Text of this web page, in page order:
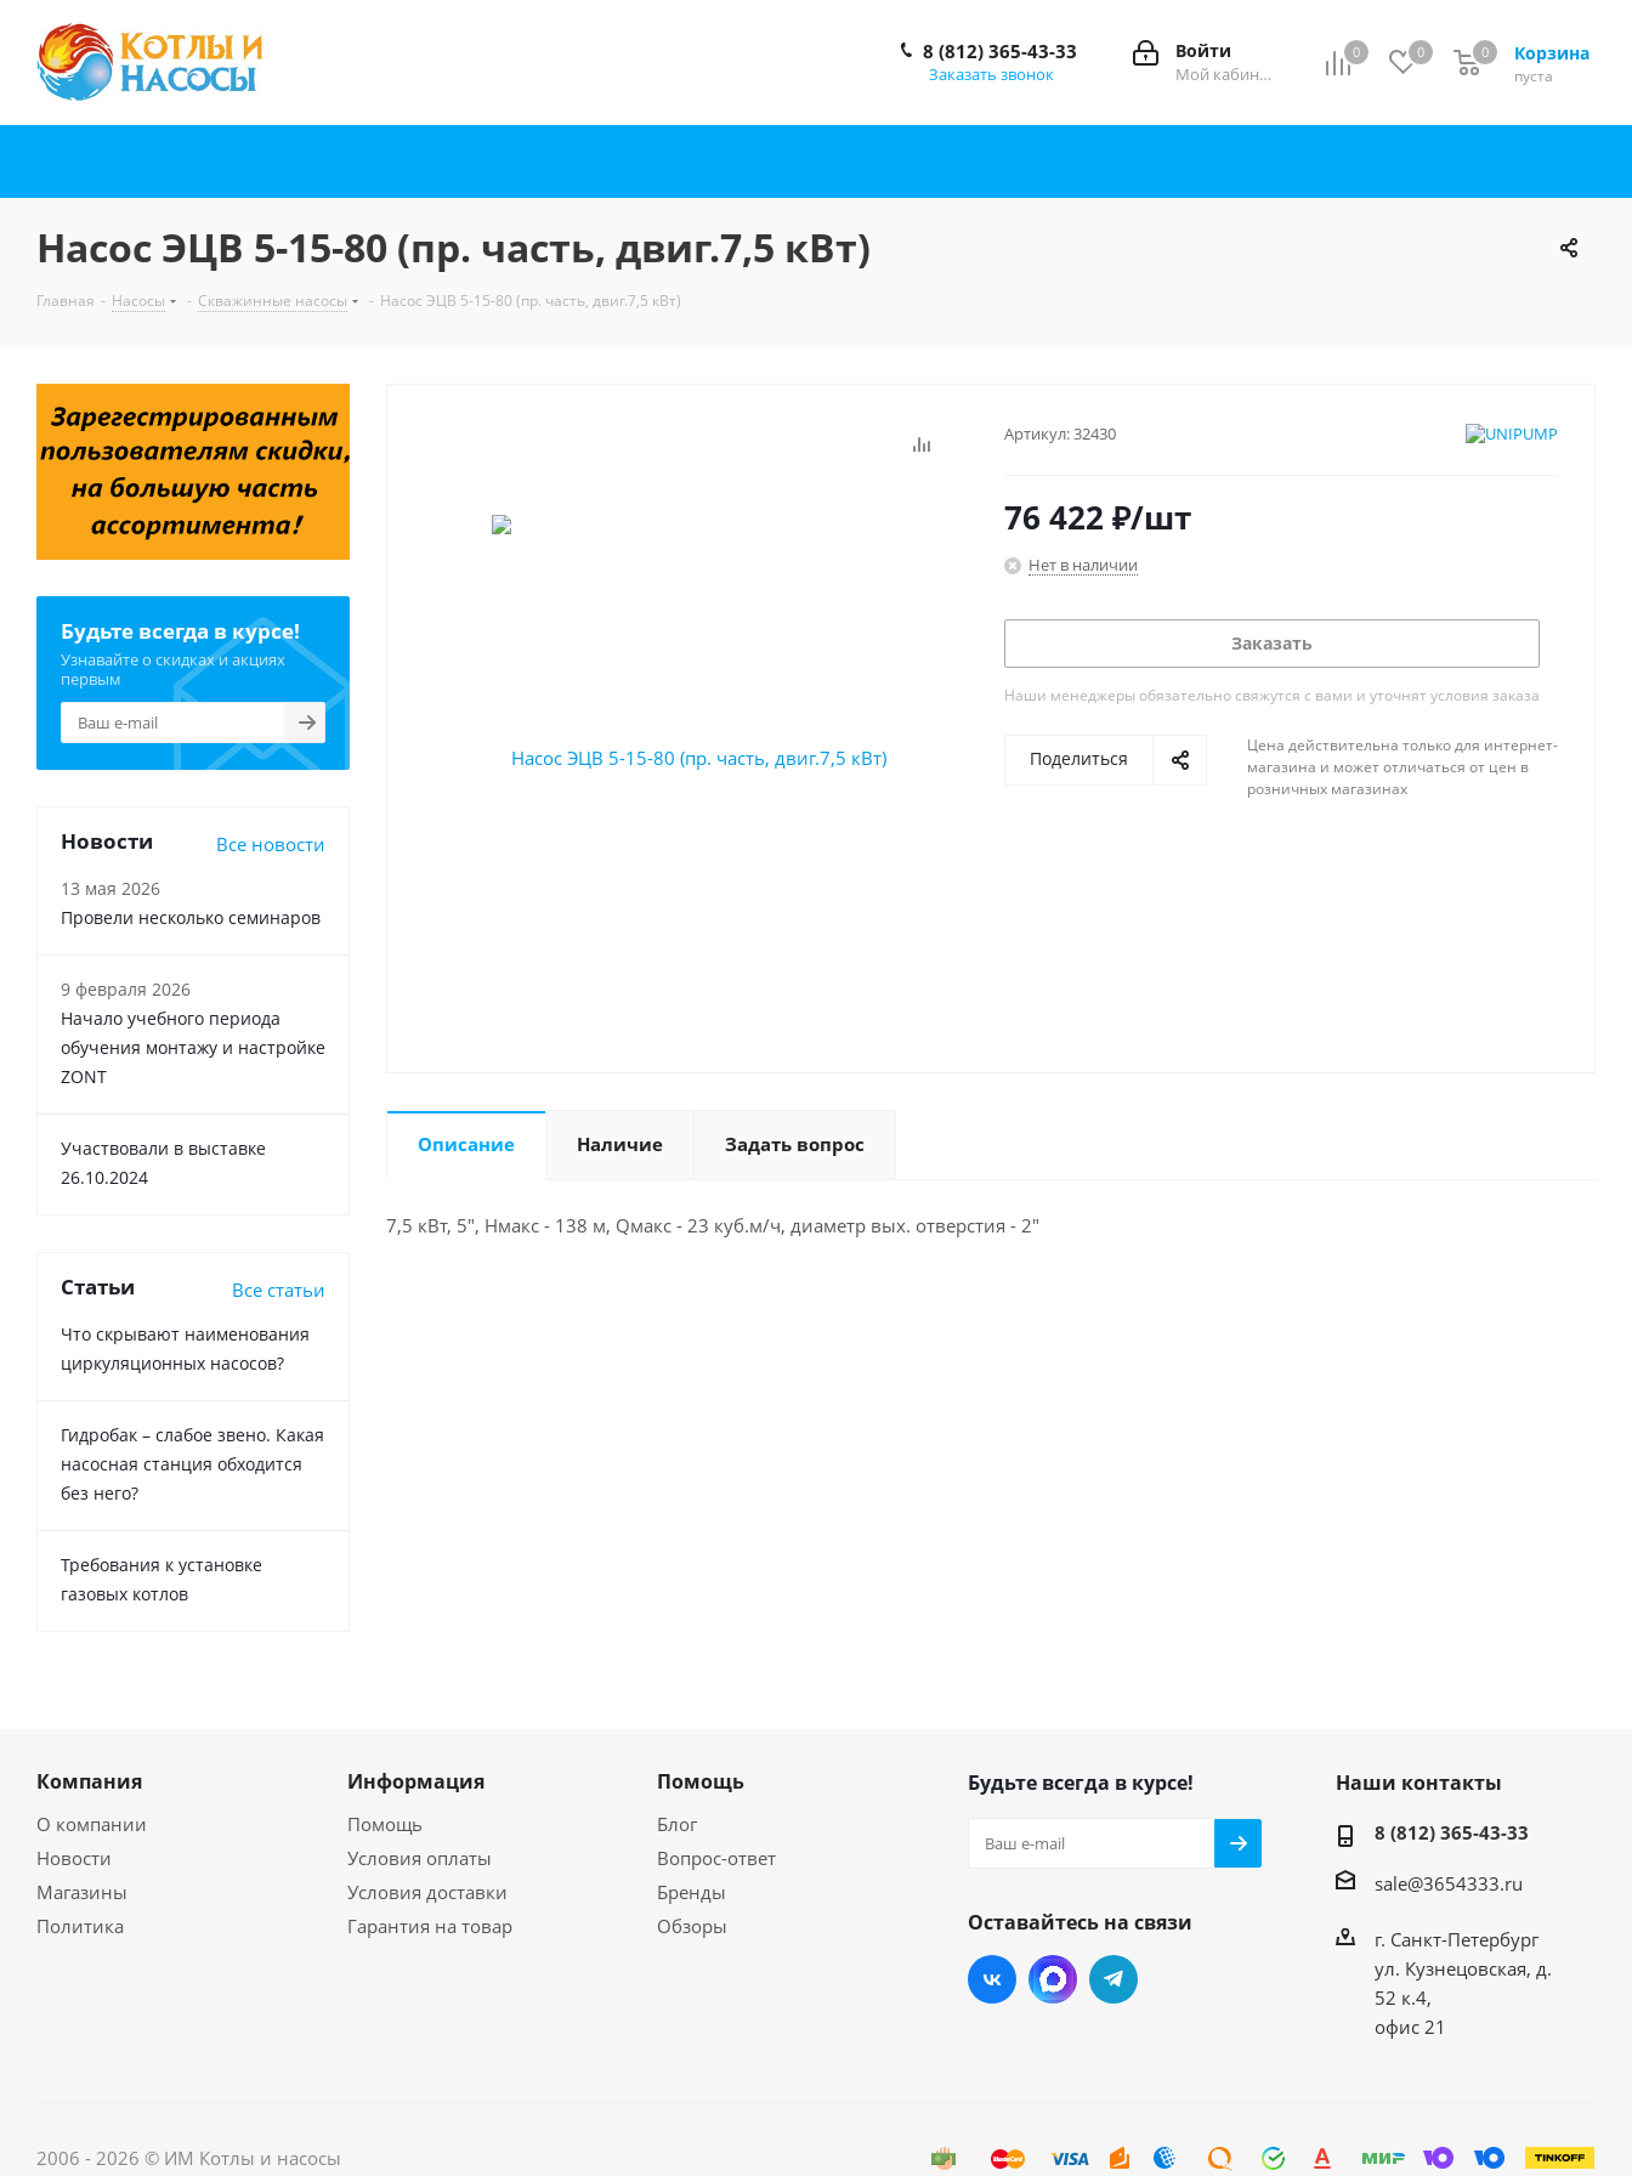
0 0 Корзина
0
пуста
0
Войти
Мой кабинет
8 (812) 365-43-33
Заказать звонок
Насос ЭЦВ 5-15-80 (пр. часть, двиг.7,5 кВт)
Главная - Насосы - Скважинные насосы - Насос ЭЦВ 5-15-80 (пр. часть, двиг.7,5 кВт)
Артикул:32430
76 422 ₽/шт
Нет в наличии
Заказать
Наши менеджеры обязательно свяжутся с вами и уточнят условия заказа
Поделиться
Цена действительна только для интернет-
магазина и может отличаться от цен в
розничных магазинах
Описание Наличие Задать вопрос
7,5 кВт, 5", Нмакс - 138 м, Qмакс - 23 куб.м/ч, диаметр вых. отверстия - 2"
Будьте всегда в курсе!
Узнавайте о скидках и акциях
первым
Новости Все новости
13 мая 2026
Провели несколько семинаров
9 февраля 2026
Начало учебного периода
обучения монтажу и настройке
ZONT
Участвовали в выставке
26.10.2024
Статьи Все статьи
Что скрывают наименования
циркуляционных насосов?
Гидробак – слабое звено. Какая
насосная станция обходится
без него?
Требования к установке
газовых котлов
Компания
О компании
Новости
Магазины
Политика
Информация
Помощь
Условия оплаты
Условия доставки
Гарантия на товар
Помощь
Блог
Вопрос-ответ
Бренды
Обзоры
Будьте всегда в курсе!
Оставайтесь на связи
Наши контакты
8 (812) 365-43-33
sale@3654333.ru
г. Санкт-Петербург
ул. Кузнецовская, д.
52 к.4,
офис 21
2006 - 2026 © ИМ Котлы и насосы